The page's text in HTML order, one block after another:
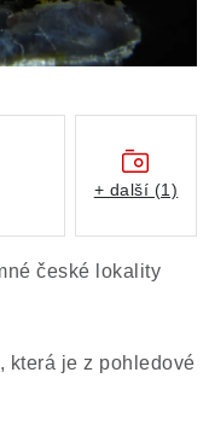
kamenů
české lokality
, která je z pohledové
+ další (1)